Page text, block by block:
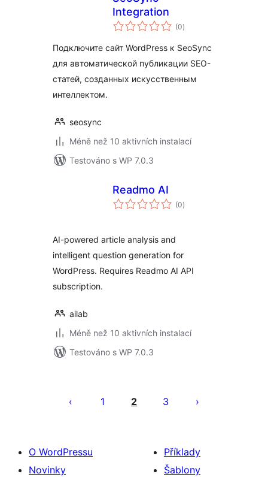
Integration
(0celkové
hodnocení
)
Подключите сайт WordPress к SeoSync
для автоматической публикации SEO-
статей, созданных искусственным
интеллектом.
seosync
Méně než 10 aktivních instalací
Testováno s WP 7.0.3
Readmo AI
(0celkové
hodnocení
)
AI-powered article analysis and
intelligent question generation for
WordPress. Requires Readmo AI API
subscription.
ailab
Méně než 10 aktivních instalací
Testováno s WP 7.0.3
příspěvků
1 2 3
O WordPressu
Novinky
Příklady
Šablony